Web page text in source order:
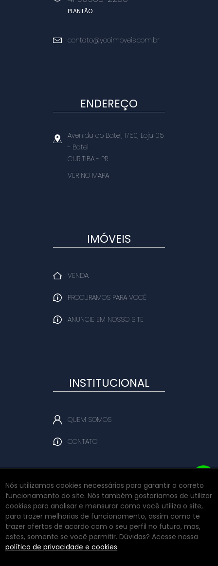
PLANTÃO
contato@yooimoveis.com.br
ENDEREÇO
Avenida do Batel, 1750, Loja 05
- Batel
CURITIBA- PR
VER NO MAPA
IMÓVEIS
VENDA
PROCURAMOS PARA VOCÊ
ANUNCIE EM NOSSO SITE
INSTITUCIONAL
QUEM SOMOS
CONTATO
REDES SOCIAIS
INSTAGRAM
Nós utilizamos cookies necessários para garantir o correto
funcionamento do site. Nós também gostaríamos de utilizar
cookies para analisar e mensurar como você utiliza o site,
para trazer melhorias de funcionamento, assim como te
trazer ofertas de acordo com o seu perfil no futuro, mas,
estes, somente se você permitir. Dúvidas? Acesse nossa
política de privacidade e cookies.